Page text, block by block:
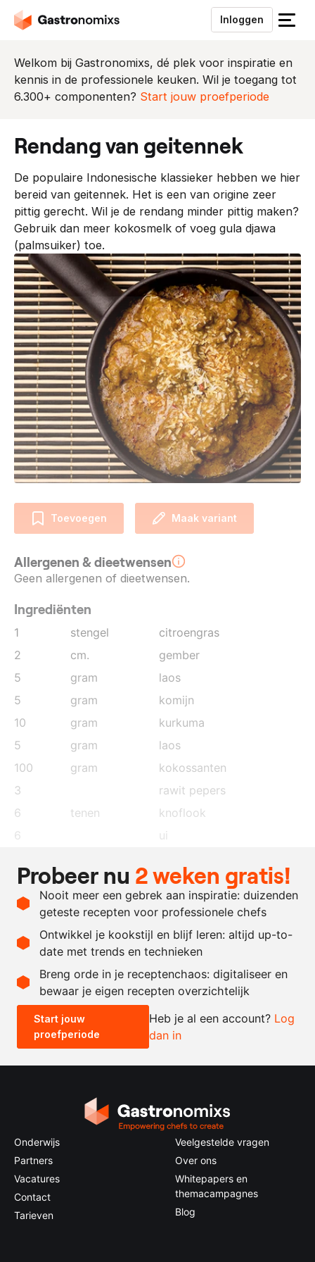
Inloggen
S
u
i
e
n
u
Welkom bij Gastronomixs, dé plek voor inspiratie en
kennis in de professionele keuken. Wil je toegang tot
6.300+ componenten? Start jouw proefperiode
rendang van geitennek
De populaire Indonesische klassieker hebben we hier
bereid van geitennek. Het is een van origine zeer
pittig gerecht. Wil je de rendang minder pittig maken?
Gebruik dan meer kokosmelk of voeg gula djawa
(palmsuiker) toe.
Toevoegen Maak variant
Allergenen & dieetwensen
Geen allergenen of dieetwensen.
Ingrediënten
1 stengel
citroengras
2
cm.
gember
5
gram
laos
5
gram
komijn
10
gram
kurkuma
5
gram
laos
100
gram
kokossanten
3
rawit pepers
6
tenen
knoflook
6
ui
25
ml.
zonnebloemolie
15
gram
sambal
Recept omrekenen
- +
0.5x 1x 2x
Probeer nu 2 weken gratis!
Nooit meer een gebrek aan inspiratie: duizenden
geteste recepten voor professionele chefs
Ontwikkel je kookstijl en blijf leren: altijd up-to-
date met trends en technieken
Breng orde in je receptenchaos: digitaliseer en
bewaar je eigen recepten overzichtelijk
Start jouw
proefperiode
Heb je al een account? Log
dan in
Onderwijs
Partners
Vacatures
Contact
Tarieven
Veelgestelde vragen
Over ons
Whitepapers en
themacampagnes
Blog